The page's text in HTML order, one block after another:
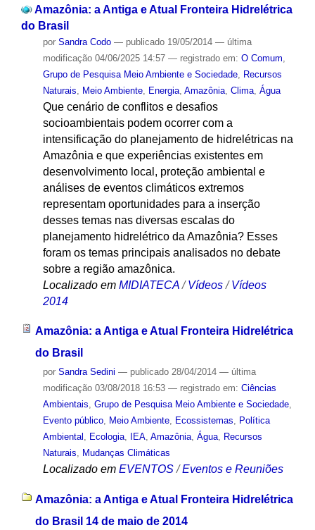
Amazônia: a Antiga e Atual Fronteira Hidrelétrica
do Brasil
por Sandra Codo — publicado19/05/2014 — última
modificação04/06/2025 14:57 — registrado em: O Comum
Grupo de Pesquisa Meio Ambiente e Sociedade, Recursos
Naturais
Meio Ambiente, Energia, Amazônia, Clima, Água
Que cenário de conflitos e desafios
socioambientais podem ocorrer com a
intensificação do planejamento de hidrelétricas na
Amazônia e que experiências existentes em
desenvolvimento local, proteção ambiental e
análises de eventos climáticos extremos
representam oportunidades para a inserção
desses temas nas diversas escalas do
planejamento hidrelétrico da Amazônia? Esses
foram os temas principais analisados no debate
sobre a região amazônica.
Localizado em MIDIATECA /Vídeos /Vídeos
2014
Amazônia: a Antiga e Atual Fronteira Hidrelétrica
do Brasil
por Sandra Sedini — publicado28/04/2014 — última
modificação03/08/2018 16:53 — registrado em: Ciências
Ambientais, Grupo de Pesquisa Meio Ambiente e Sociedade,
Evento público, Meio Ambiente, Ecossistemas, Política
Ambiental , Ecologia, IEA, Amazônia, Água, Recursos
Naturais, Mudanças Climáticas
Localizado em EVENTOS /Eventos e Reuniões
Amazônia: a Antiga e Atual Fronteira Hidrelétrica
do Brasil 14 de maio de 2014